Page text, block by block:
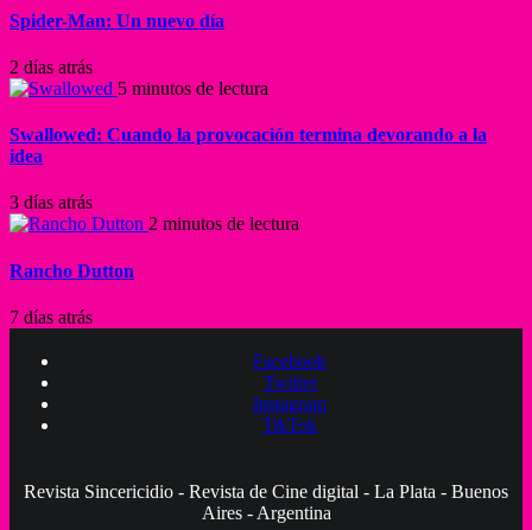
Spider-Man: Un nuevo día
2 días atrás
5 minutos de lectura
Swallowed: Cuando la provocación termina devorando a la
idea
3 días atrás
2 minutos de lectura
Rancho Dutton
7 días atrás
Facebook
Twitter
Instagram
TikTok
Revista Sincericidio - Revista de Cine digital - La Plata - Buenos
Aires - Argentina